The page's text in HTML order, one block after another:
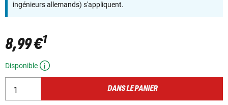
ingénieurs allemands) s'appliquent.
8,99 €1
Disponible
DANS LE PANIER